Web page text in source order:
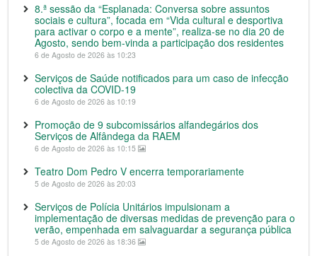
8.ª sessão da “Esplanada: Conversa sobre assuntos
sociais e cultura”, focada em “Vida cultural e desportiva
para activar o corpo e a mente”, realiza-se no dia 20 de
Agosto, sendo bem-vinda a participação dos residentes
6 de Agosto de 2026 às 10:23
Serviços de Saúde notificados para um caso de infecção
colectiva da COVID-19
6 de Agosto de 2026 às 10:19
Promoção de 9 subcomissários alfandegários dos
Serviços de Alfândega da RAEM
6 de Agosto de 2026 às 10:15
Teatro Dom Pedro V encerra temporariamente
5 de Agosto de 2026 às 20:03
Serviços de Polícia Unitários impulsionam a
implementação de diversas medidas de prevenção para o
verão, empenhada em salvaguardar a segurança pública
5 de Agosto de 2026 às 18:36